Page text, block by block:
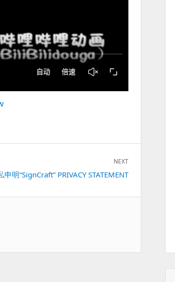
NEXT
申明“SignCraft” PRIVACY STATEMENT